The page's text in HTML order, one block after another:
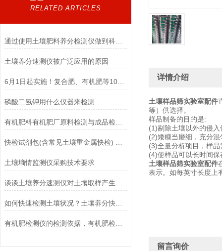
RELATED ARTICLES
通过使用土壤肥料养分检测仪做到科学测土
土壤养分速测仪被广泛应用的原因
6月1日起实施！复合肥、有机肥等10项新国家标准
磷酸二氢钾用什么仪器来检测
土壤墒情监测仪采购技术要求
如何快速检测土壤状况？土壤养分快速检测仪的使用方法
详情介绍
土壤样品筛实验室配件
等）供选择。
样品制备的目的是:
(1)剔除土壤以外的侵
(2)矮糠当磨细，充分
(3)全量分析项目，样
(4)使样品可以长时间
土壤样品筛实验室配件
表示。如每英寸长度上
留言询价